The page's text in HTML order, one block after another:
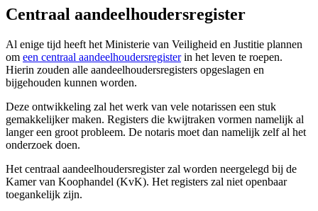
Centraal aandeelhoudersregister
Al enige tijd heeft het Ministerie van Veiligheid en Justitie plannen
om een centraal aandeelhoudersregisterin het leven te roepen.
Hierin zouden alle aandeelhoudersregisters opgeslagen en
bijgehouden kunnen worden.
Deze ontwikkeling zal het werk van vele notarissen een stuk
gemakkelijker maken. Registers die kwijtraken vormen namelijk al
langer een groot probleem. De notaris moet dan namelijk zelf al het
onderzoek doen.
Het centraal aandeelhoudersregister zal worden neergelegd bij de
Kamer van Koophandel (KvK). Het registers zal niet openbaar
toegankelijk zijn.